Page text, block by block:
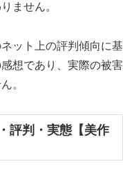
ません。
ット上の評判傾向に基
想であり、実際の被害
。
評判・実態【美作